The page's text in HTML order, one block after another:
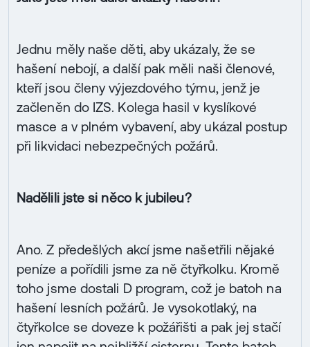
Jednu měly naše děti, aby ukázaly, že se
hašení nebojí, a další pak měli naši členové,
kteří jsou členy výjezdového týmu, jenž je
začleněn do IZS. Kolega hasil v kyslíkové
masce a v plném vybavení, aby ukázal postup
při likvidaci nebezpečných požárů.
Nadělili jste si něco k jubileu?
Ano. Z předešlých akcí jsme našetřili nějaké
peníze a pořídili jsme za ně čtyřkolku. Kromě
toho jsme dostali D program, což je batoh na
hašení lesních požárů. Je vysokotlaký, na
čtyřkolce se doveze k požářišti a pak jej stačí